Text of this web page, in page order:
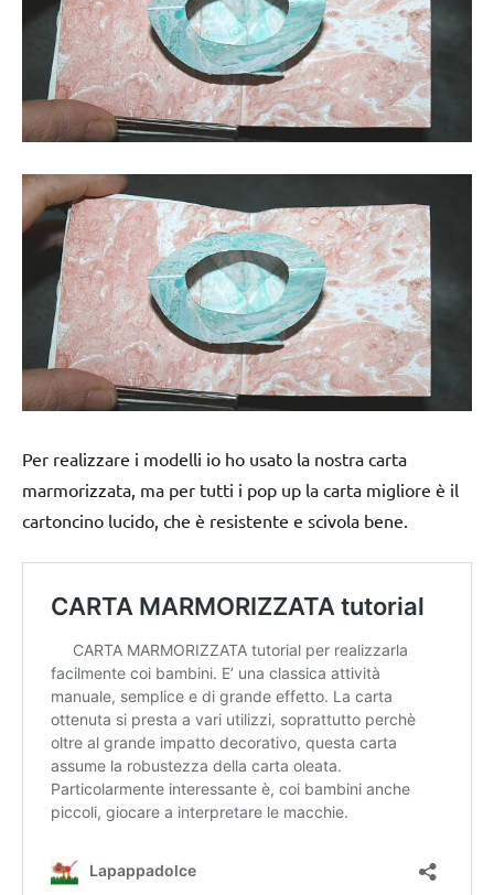
Per realizzare i modelli io ho usato la nostra carta
marmorizzata, ma per tutti i pop up la carta migliore è il
cartoncino lucido, che è resistente e scivola bene.